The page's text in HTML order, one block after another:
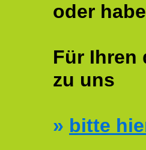
oder
Für Ihren
zu uns
» bitte